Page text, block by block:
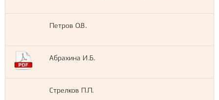
Петров О.В.
Абрахина И.Б.
Стрелков П.П.